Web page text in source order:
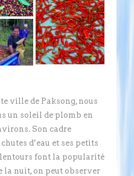
ville de Paksong, nous
un soleil de plomb en
Son cadre
d’eau et ses petits
font la popularité
la nuit, on peut observer